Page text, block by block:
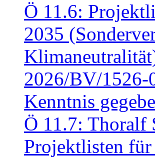
Ö 11.6:
2035
2026/BV/
Kenntnis
Ö 11.7: Thoralf
Projektlisten für